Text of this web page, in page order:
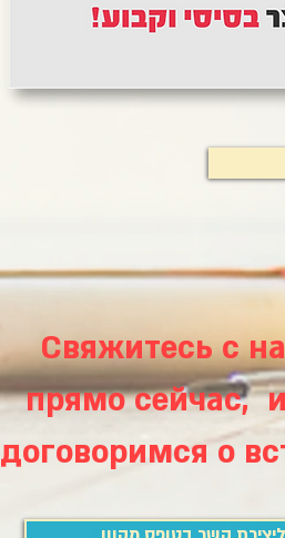
Свяжитесь с
прямо сейчас,
договоримся о